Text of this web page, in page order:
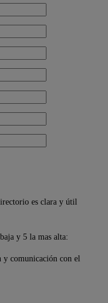
es clara y útil
y 5 la mas alta:
comunicación con el